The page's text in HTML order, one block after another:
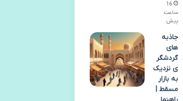
16
ساعت
پیش
جاذبه
های
گردشگر
ی نزدیک
به بازار
مسقط |